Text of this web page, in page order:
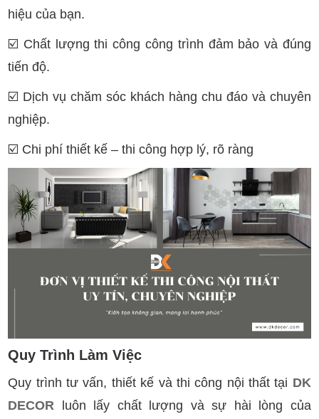
hiệu của bạn.
☑️ Chất lượng thi công công trình đảm bảo và đúng
tiến độ.
☑️ Dịch vụ chăm sóc khách hàng chu đáo và chuyên
nghiệp.
☑️ Chi phí thiết kế – thi công hợp lý, rõ ràng
Quy Trình Làm Việc
Quy trình tư vấn, thiết kế và thi công nội thất tại DK
DECOR luôn lấy chất lượng và sự hài lòng của